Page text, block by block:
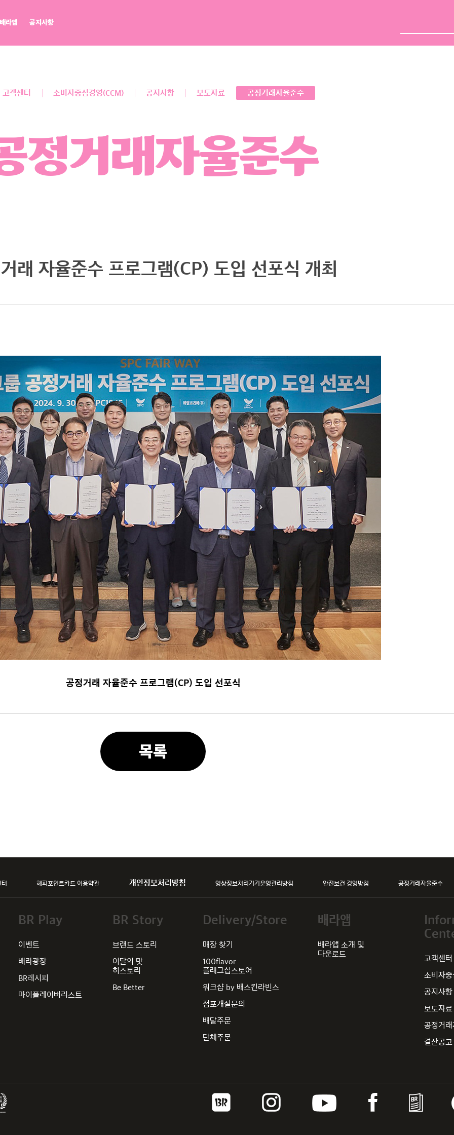
배라앱 공지사항
삭제 검색
고객센터 소비자중심경영(CCM) 공지사항 보도자료 공정거래자율준수
정거래자율준수
래 자율준수 프로그램(CP) 도입 선포식 개최
공정거래 자율준수 프로그램(CP) 도입 선포식
목록
해피포인트카드 이용약관 개인정보처리방침 영상정보처리기기운영관리방침 안전보건 경영방침 공정거래자율준수
BR Play
이벤트
배라광장
BR레시피
마이플레이버리스트
BR Story
브랜드 스토리
이달의 맛
히스토리
Be Better
Delivery/Store
매장 찾기
100flavor
플래그십스토어
워크샵 by 배스킨라빈스
점포개설문의
배달주문
단체주문
배라앱
배라앱 소개 및
다운로드
고객센터
소비자
공지사항
보도자료
공정거
결산공고